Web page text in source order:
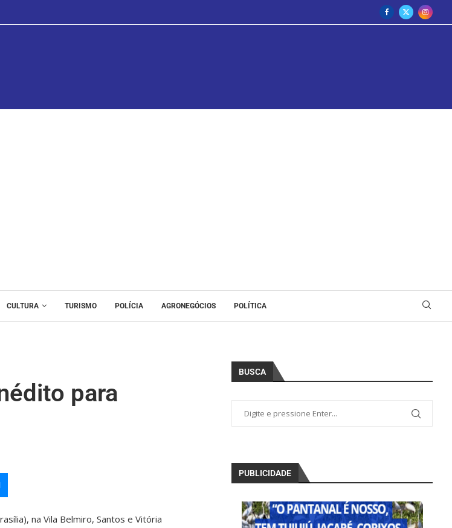
CULTURA TURISMO POLÍCIA AGRONEGÓCIOS POLÍTICA
para
na Vila Belmiro, Santos e Vitória
BUSCA
PUBLICIDADE